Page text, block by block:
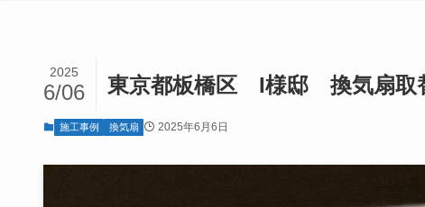
東京都板橋区 I様邸 換気扇取
2025
6/06
施工事例 換気扇 2025年6月6日